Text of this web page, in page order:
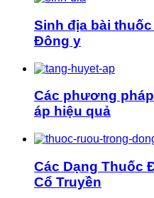
Sinh địa bài
Đông y
Các phương
áp hiệu quả
Các Dạng Thuốc
Cổ Truyền